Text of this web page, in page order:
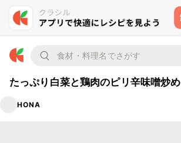
たっぷり白菜と鶏肉のピリ辛味噌炒め
HONA